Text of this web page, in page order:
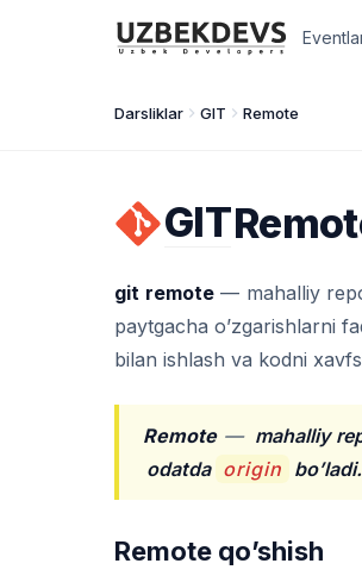
Darsliklar GIT Remote
GIT
git remote— mahalliy
paytgacha o’zgarishlarni
bilan ishlash va kodni
Remote— mahalliy
odatda origin bo’ladi.
Remote qo’shish